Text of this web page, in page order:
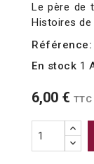
Le père de
Histoires de
Référence:
En stock 1
6,00 € TTC